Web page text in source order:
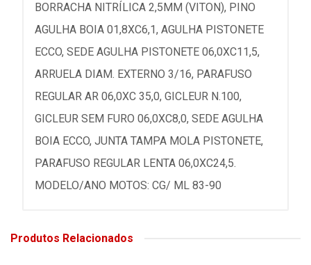
BORRACHA NITRÍLICA 2,5MM (VITON), PINO
AGULHA BOIA 01,8XC6,1, AGULHA PISTONETE
ECCO, SEDE AGULHA PISTONETE 06,0XC11,5,
ARRUELA DIAM. EXTERNO 3/16, PARAFUSO
REGULAR AR 06,0XC 35,0, GICLEUR N.100,
GICLEUR SEM FURO 06,0XC8,0, SEDE AGULHA
BOIA ECCO, JUNTA TAMPA MOLA PISTONETE,
PARAFUSO REGULAR LENTA 06,0XC24,5.
MODELO/ANO MOTOS: CG/ ML 83-90
Produtos Relacionados